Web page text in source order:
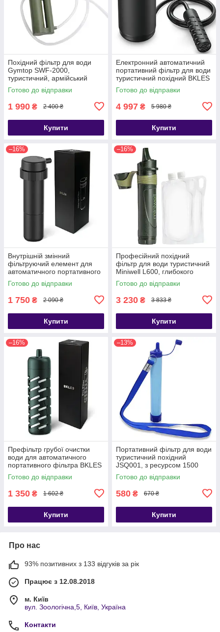
Похідний фільтр для води
Gymtop SWF-2000,
туристичний, армійський
Готово до відправки
1 990 ₴ 2 400 ₴
Купити
Електронний автоматичний
портативний фільтр для води
туристичний похідний BKLES
BK-2000, чорний
Готово до відправки
4 997 ₴ 5 980 ₴
Купити
–16%
Внутрішній змінний
фільтруючий елемент для
автоматичного портативного
фільтру для води BKLES BK-
2000
Готово до відправки
1 750 ₴ 2 090 ₴
Купити
–16%
Професійний похідний
фільтр для води туристичний
Miniwell L600, глибокого
очищення
Готово до відправки
3 230 ₴ 3 833 ₴
Купити
–16%
Префільтр грубої очистки
води для автоматичного
портативного фільтра BKLES
BK-2000
Готово до відправки
1 350 ₴ 1 602 ₴
Купити
–13%
Портативний фільтр для води
туристичний похідний
JSQ001, з ресурсом 1500
літрів
Готово до відправки
580 ₴ 670 ₴
Купити
Про нас
93% позитивних з 133 відгуків за рік
Працює з 12.08.2018
м. Київ
вул. Зоологічна,5, Київ, Україна
Контакти